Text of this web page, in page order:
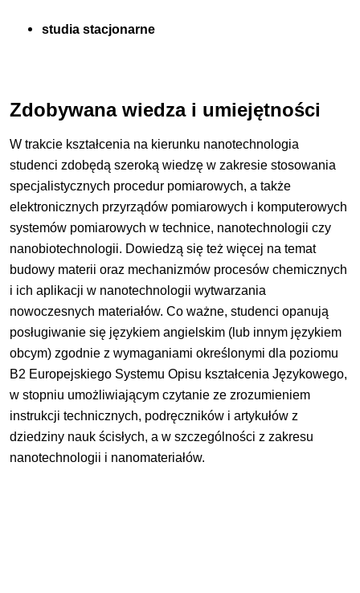
studia stacjonarne
Zdobywana wiedza i umiejętności
W trakcie kształcenia na kierunku nanotechnologia
studenci zdobędą szeroką wiedzę w zakresie stosowania
specjalistycznych procedur pomiarowych, a także
elektronicznych przyrządów pomiarowych i komputerowych
systemów pomiarowych w technice, nanotechnologii czy
nanobiotechnologii. Dowiedzą się też więcej na temat
budowy materii oraz mechanizmów procesów chemicznych
i ich aplikacji w nanotechnologii wytwarzania
nowoczesnych materiałów. Co ważne, studenci opanują
posługiwanie się językiem angielskim (lub innym językiem
obcym) zgodnie z wymaganiami określonymi dla poziomu
B2 Europejskiego Systemu Opisu kształcenia Językowego,
w stopniu umożliwiającym czytanie ze zrozumieniem
instrukcji technicznych, podręczników i artykułów z
dziedziny nauk ścisłych, a w szczególności z zakresu
nanotechnologii i nanomateriałów.